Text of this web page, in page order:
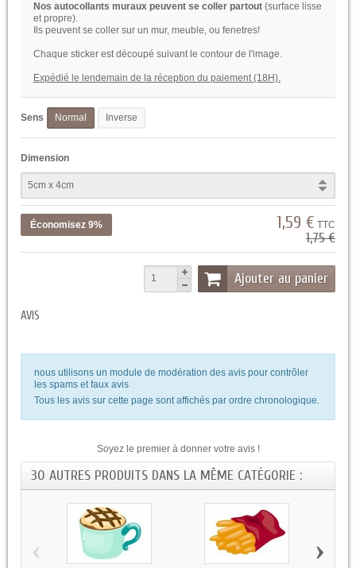
Nos autocollants muraux peuvent se coller partout (surface lisse
et propre).
Ils peuvent se coller sur un mur, meuble, ou fenetres!
Chaque sticker est découpé suivant le contour de l'image.
Expédié le lendemain de la réception du paiement (18H).
Sens Normal Inverse
Dimension
Économisez 9% 1,59 € TTC
1,75 €
Ajouter au panier
AVIS
nous utilisons un module de modération des avis pour contrôler
les spams et faux avis
Tous les avis sur cette page sont affichés par ordre chronologique.
Soyez le premier à donner votre avis !
30 AUTRES PRODUITS DANS LA MÊME CATÉGORIE :
‹ ›